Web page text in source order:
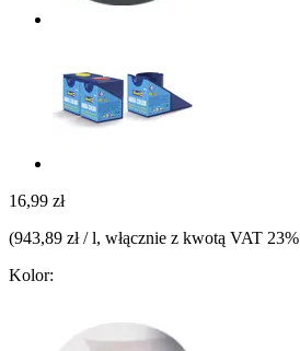
16,99 zł
(943,89 zł / l, włącznie z kwotą VAT 23%
Kolor: